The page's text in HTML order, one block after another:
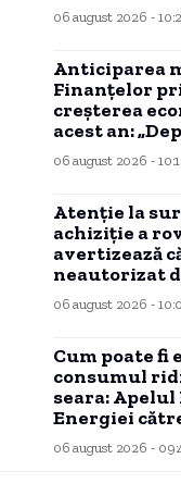
06 august 2026 -
Anticiparea
Finanțelor
creșterea
acest an:
evoluția în
IV”
06 august 2026 -
Atenție la
achiziție a
avertizează
neautorizat
percepe
06 august 2026 -
Cum poate fi
consumul
seara:
Energiei
companii
06 august 2026 -